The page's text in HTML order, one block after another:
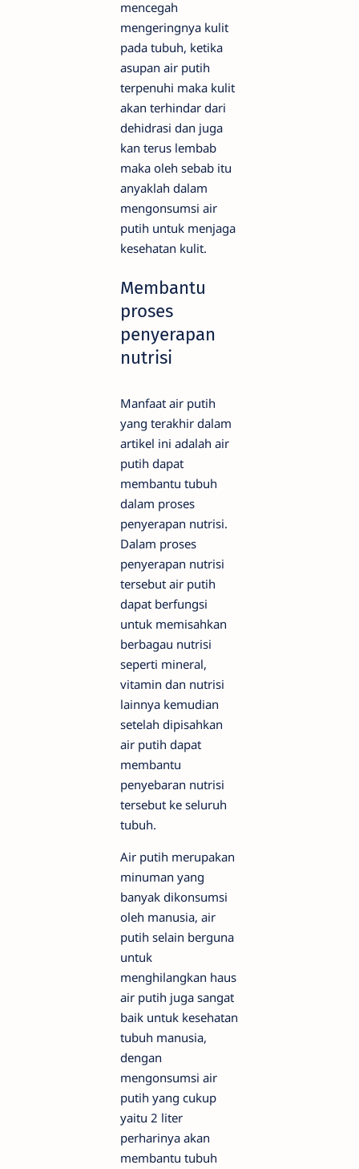
mencegah
mengeringnya kulit
pada tubuh, ketika
asupan air putih
terpenuhi maka kulit
akan terhindar dari
dehidrasi dan juga
kan terus lembab
maka oleh sebab itu
anyaklah dalam
mengonsumsi air
putih untuk menjaga
kesehatan kulit.
Membantu
proses
penyerapan
nutrisi
Manfaat air putih
yang terakhir dalam
artikel ini adalah air
putih dapat
membantu tubuh
dalam proses
penyerapan nutrisi.
Dalam proses
penyerapan nutrisi
tersebut air putih
dapat berfungsi
untuk memisahkan
berbagau nutrisi
seperti mineral,
vitamin dan nutrisi
lainnya kemudian
setelah dipisahkan
air putih dapat
membantu
penyebaran nutrisi
tersebut ke seluruh
tubuh.
Air putih merupakan
minuman yang
banyak dikonsumsi
oleh manusia, air
putih selain berguna
untuk
menghilangkan haus
air putih juga sangat
baik untuk kesehatan
tubuh manusia,
dengan
mengonsumsi air
putih yang cukup
yaitu 2 liter
perharinya akan
membantu tubuh